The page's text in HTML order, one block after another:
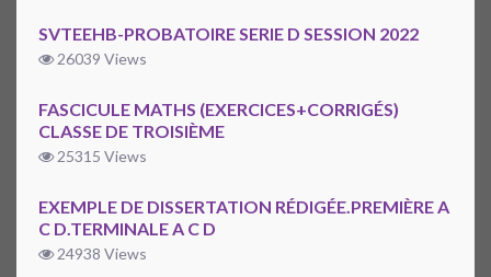
SVTEEHB-PROBATOIRE SERIE D SESSION 2022
26039 Views
FASCICULE MATHS (EXERCICES+CORRIGÉS)
CLASSE DE TROISIÈME
25315 Views
EXEMPLE DE DISSERTATION RÉDIGÉE.PREMIÈRE A
C D.TERMINALE A C D
24938 Views